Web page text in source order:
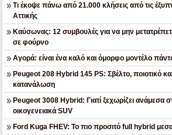
Τι έκοψε πάνω από 21.000 κλήσεις από τις
Αττικής
Καύσωνας: 12 συμβουλές για να μην
σε φούρνο
Αγορά: είναι ένα καλό και όμορφο μοντέλο
Peugeot 208 Hybrid 145 PS: Σβέλτο, ποιοτικό
κατανάλωση
Peugeot 3008 Hybrid: Γιατί ξεχωρίζει ανάμεσα
οικογενειακά SUV
Ford Kuga FHEV: Το πιο προσιτό full hybrid